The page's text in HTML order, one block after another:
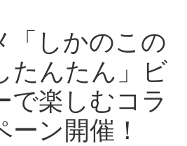
「しかのこの
たんたん」ビ
で楽しむコラ
ン開催！